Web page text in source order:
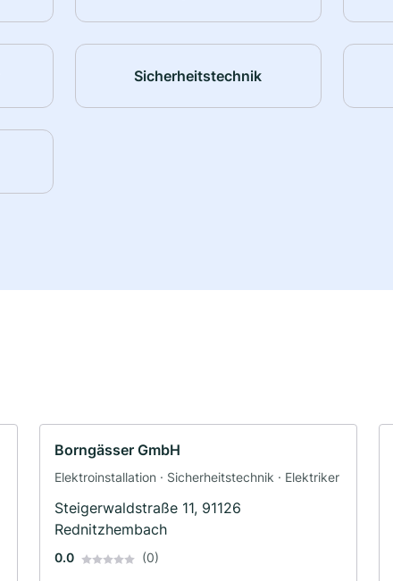
Sicherheitstechnik
Borngässer GmbH
Elektroinstallation · Sicherheitstechnik · Elektriker
Steigerwaldstraße 11, 91126
Rednitzhembach
0.0 (0)